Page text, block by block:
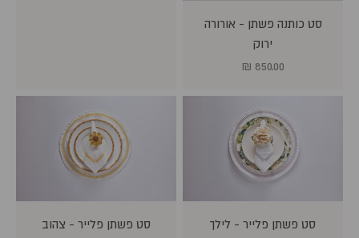
סט כותנה פשתן - אורורה
ירוק
מחיר מבצע
850.00 ₪
סט פשתן פלייר - לילך
סט פשתן פלייר - צהוב